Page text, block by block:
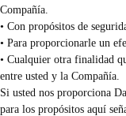
Compañía.
• Con propósitos de
• Para proporcionarle un
• Cualquier otra finalidad
entre usted y la Compañía.
Si usted nos proporciona
para los propósitos aquí